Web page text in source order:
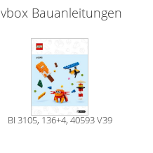
Bauanleitungen
BI 3105, 136+4, 40593 V39